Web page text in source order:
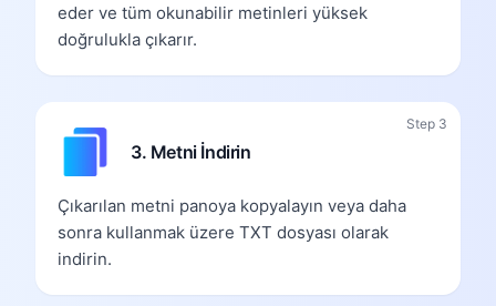
eder ve tüm okunabilir metinleri yüksek
doğrulukla çıkarır.
3. Metni İndirin
Çıkarılan metni panoya kopyalayın veya daha
sonra kullanmak üzere TXT dosyası olarak
indirin.
Step 3